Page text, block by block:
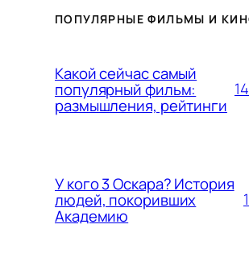
ПОПУЛЯРНЫЕ ФИЛЬМЫ И
Какой сейчас самый
популярный фильм:
размышления, рейтинги
У кого 3 Оскара? История
людей, покоривших
Академию